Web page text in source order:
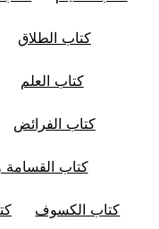
كتاب الطلاق
كتاب العلم
كتاب الفرائض
كتاب القسامة
كتاب الكسوف